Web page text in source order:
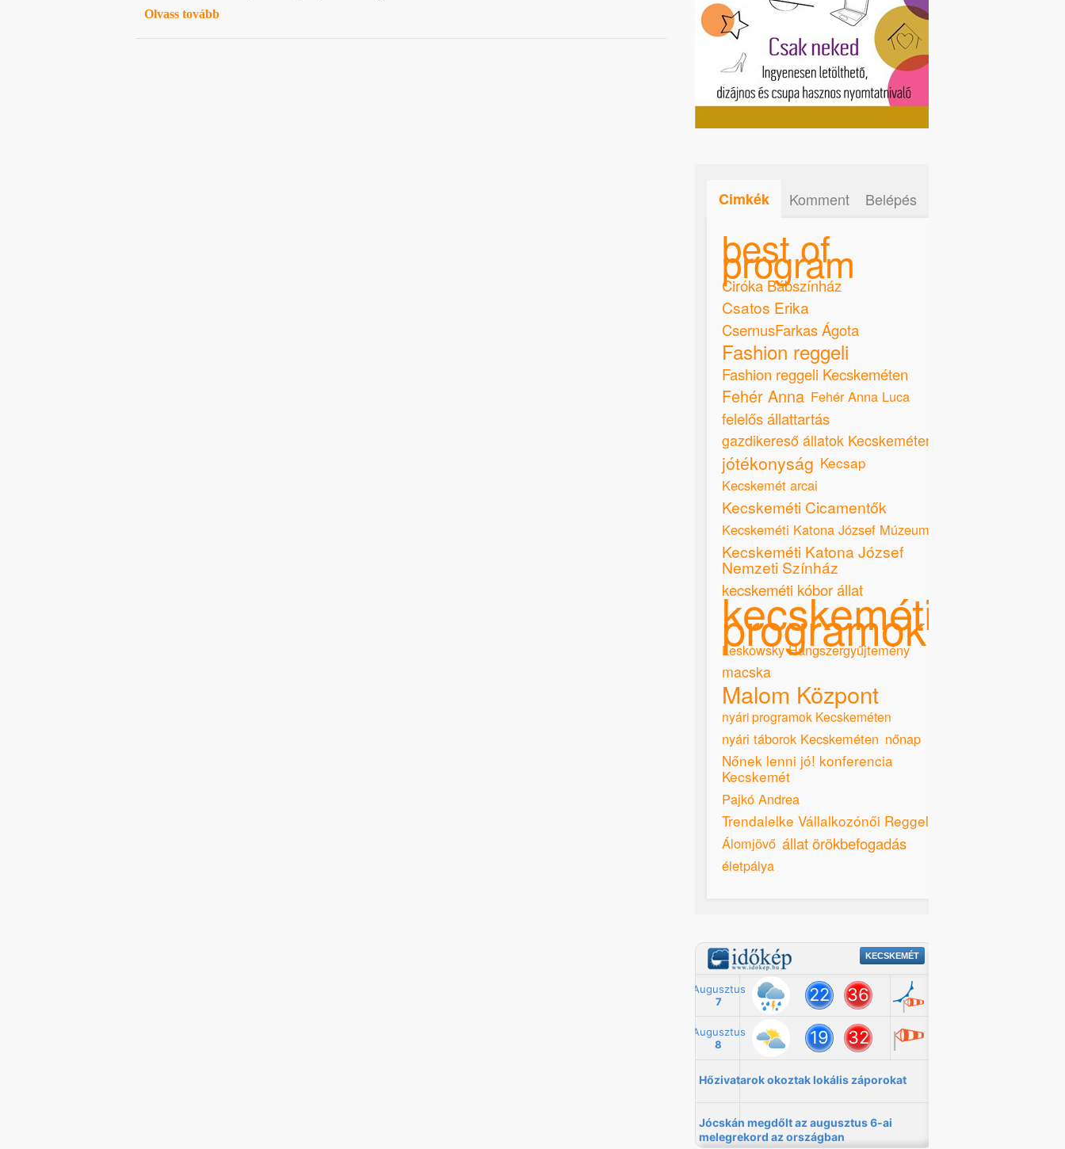
Olvass tovább
Cimkék Komment Belépés
best of
program
Ciróka Bábszínház
Csatos Erika
CsernusFarkas Ágota
Fashion reggeli
Fashion reggeli Kecskeméten
Fehér Anna Fehér Anna Luca
felelős állattartás
gazdikereső állatok Kecskeméten
jótékonyság Kecsap
Kecskemét arcai
Kecskeméti Cicamentők
Kecskeméti Katona József Múzeum
Kecskeméti Katona József
Nemzeti Színház
kecskeméti kóbor állat
kecskeméti
programok
Leskowsky Hangszergyűjtemény
macska
Malom Központ
nyári programok Kecskeméten
nyári táborok Kecskeméten nőnap
Nőnek lenni jó! konferencia
Kecskemét
Pajkó Andrea
Trendalelke Vállalkozónői Reggeli
Álomjövő állat örökbefogadás
életpálya